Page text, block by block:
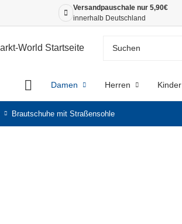
Versandpauschale nur 5,90€
innerhalb Deutschland
Damen Herren Kinder
Brautschuhe mit Straßensohle